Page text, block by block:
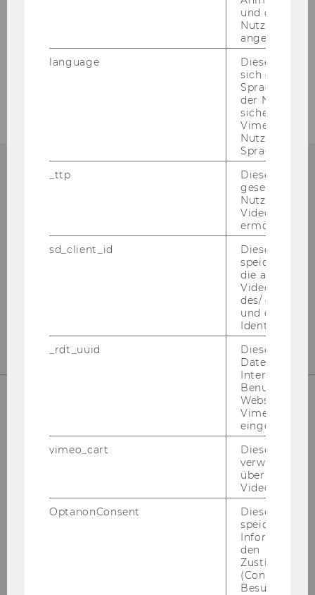
Application WU mobility grant special
MARTINA STALITZER
und ob sich
Nutzer*in
angemeldet
language
Dieses
sich die
der
Vimeo in der
Nutzer
Sprache
_ttp
Dieser
gesetzt, um
Nutzung des
Videoplayers
ermöglichen
sd_client_id
Dieses Cookie
speichert
die aktuellen
des/ der
und einen
_rdt_uuid
Dieses
Daten über
Interaktionen
Websites, auf
Vimeo-Video
eingebettet
vimeo_cart
Dieses
verwendet,
überprüfen,
Video
OptanonConsent
Dieses Cookie
speichert
den
(Consent)
Besuchers.